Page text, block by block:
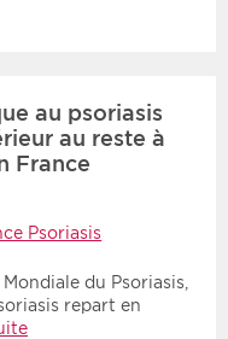
au psoriasis
au reste à
France
Psoriasis
du Psoriasis,
repart en